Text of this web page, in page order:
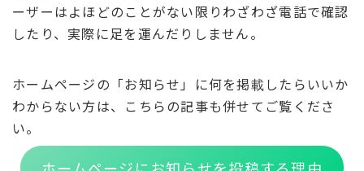
ーザーはよほどのことがない限りわざわざ電話で確認
したり、実際に足を運んだりしません。
ホームページの「お知らせ」に何を掲載したらいいか
わからない方は、こちらの記事も併せてご覧くださ
い。